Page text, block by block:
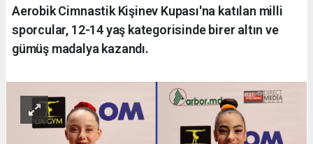
Aerobik Cimnastik Kişinev Kupası'na katılan milli
sporcular, 12-14 yaş kategorisinde birer altın ve
gümüş madalya kazandı.